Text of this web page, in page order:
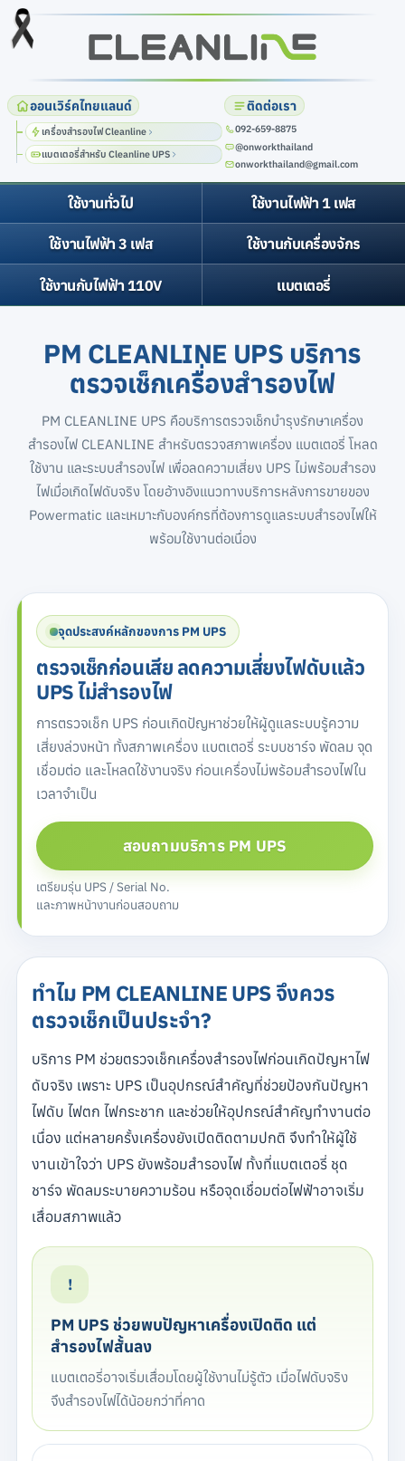
ออนเวิร์คไทยแลนด์
เครื่องสำรองไฟ Cleanline
แบตเตอรี่สำหรับ Cleanline UPS
ติดต่อเรา
@onworkthailand
onworkthailand@gmail.com
ใช้งานทั่วไป ใช้งานไฟฟ้า 1 เฟส
ใช้งานไฟฟ้า 3 เฟส ใช้งานกับเครื่องจักร
ใช้งานกับไฟฟ้า 110V แบตเตอรี่
PM CLEANLINE UPS บริการ
ตรวจเช็กเครื่องสำรองไฟ
PM CLEANLINE UPS คือบริการตรวจเช็กบำรุงรักษาเครื่อง
สำรองไฟ CLEANLINE สำหรับตรวจสภาพเครื่อง แบตเตอรี่ โหลด
ใช้งาน และระบบสำรองไฟ เพื่อลดความเสี่ยง UPS ไม่พร้อมสำรอง
ไฟเมื่อเกิดไฟดับจริง โดยอ้างอิงแนวทางบริการหลังการขายของ
Powermatic และเหมาะกับองค์กรที่ต้องการดูแลระบบสำรองไฟให้
พร้อมใช้งานต่อเนื่อง
จุดประสงค์หลักของการ PM UPS
ตรวจเช็กก่อนเสีย ลดความเสี่ยงไฟดับแล้ว
UPS ไม่สำรองไฟ
การตรวจเช็ก UPS ก่อนเกิดปัญหาช่วยให้ผู้ดูแลระบบรู้ความ
เสี่ยงล่วงหน้า ทั้งสภาพเครื่อง แบตเตอรี่ ระบบชาร์จ พัดลม จุด
เชื่อมต่อ และโหลดใช้งานจริง ก่อนเครื่องไม่พร้อมสำรองไฟใน
เวลาจำเป็น
สอบถามบริการ PM UPS
เตรียมรุ่น UPS / Serial No.
และภาพหน้างานก่อนสอบถาม
ทำไม PM CLEANLINE UPS จึงควร
ตรวจเช็กเป็นประจำ?
บริการ PM ช่วยตรวจเช็กเครื่องสำรองไฟก่อนเกิดปัญหาไฟ
ดับจริง เพราะ UPS เป็นอุปกรณ์สำคัญที่ช่วยป้องกันปัญหา
ไฟดับ ไฟตก ไฟกระชาก และช่วยให้อุปกรณ์สำคัญทำงานต่อ
เนื่อง แต่หลายครั้งเครื่องยังเปิดติดตามปกติ จึงทำให้ผู้ใช้
งานเข้าใจว่า UPS ยังพร้อมสำรองไฟ ทั้งที่แบตเตอรี่ ชุด
ชาร์จ พัดลมระบายความร้อน หรือจุดเชื่อมต่อไฟฟ้าอาจเริ่ม
เสื่อมสภาพแล้ว
!
PM UPS ช่วยพบปัญหาเครื่องเปิดติด แต่
สำรองไฟสั้นลง
แบตเตอรี่อาจเริ่มเสื่อมโดยผู้ใช้งานไม่รู้ตัว เมื่อไฟดับจริง
จึงสำรองไฟได้น้อยกว่าที่คาด